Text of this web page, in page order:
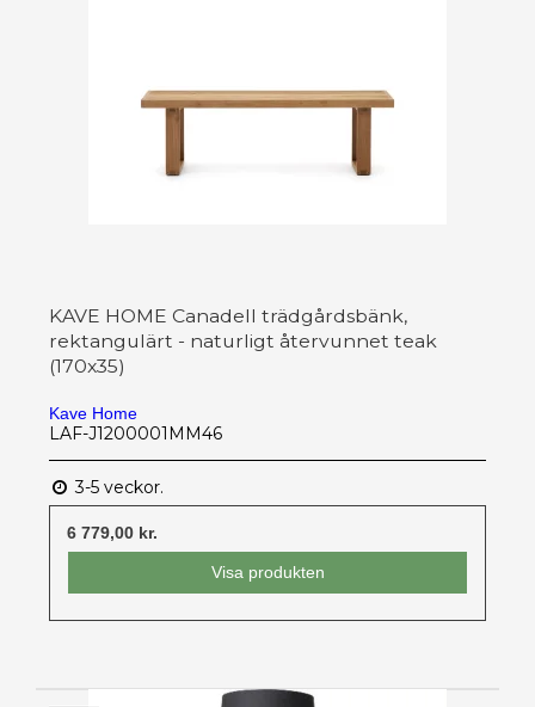
KAVE HOME Canadell trädgårdsbänk,
rektangulärt - naturligt återvunnet teak
(170x35)
Kave Home
LAF-J1200001MM46
3-5 veckor.
6 779,00 kr.
Visa produkten